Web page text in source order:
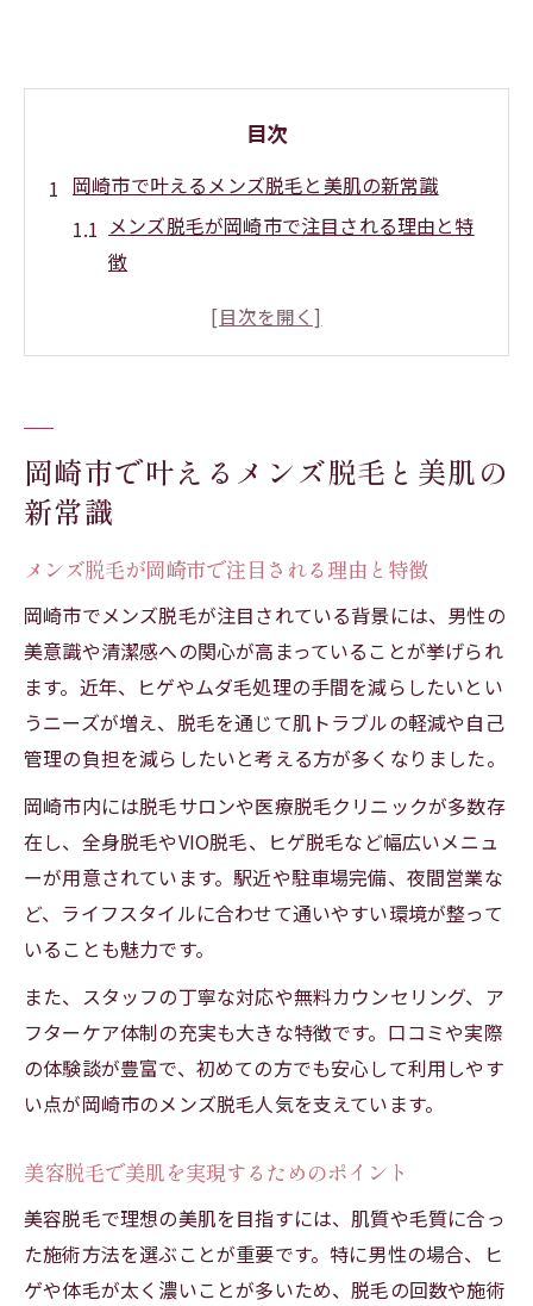
目次
岡崎市で叶えるメンズ脱毛と美肌の新常識
メンズ脱毛が岡崎市で注目される理由と特
徴
美容脱毛で美肌を実現するためのポイント
岡崎市の美容脱毛は肌悩み解消にも効果的
ムダ毛処理の悩みを解決する美容脱毛術
よう
岡崎市の美容脱毛が選ばれる理由とその魅
力
メンズ脱毛で肌トラブルを防ぐための秘訣
ムダ毛ケアの悩みを美容脱毛で解消する方
法
岡崎市で体験できるメンズ脱毛施術の流れ
メンズ脱毛が人気の理由と岡崎で始めるコツ
メンズ脱毛が岡崎市で支持される理由を解
説
美容脱毛で始める岡崎市の新しい身だしな
み
メンズ脱毛の人気部位とそのメリットとは
岡崎市で失敗しない脱毛スタートガイド
由
メンズ脱毛で自己処理から解放される方法
岡崎市の美容脱毛で時短ケアを実現しよう
岡崎市で叶えるメンズ脱毛と美肌の
新常識
メンズ脱毛が岡崎市で注目される理由と特徴
岡崎市でメンズ脱毛が注目されている背景には、男性の
美意識や清潔感への関心が高まっていることが挙げられ
ます。近年、ヒゲやムダ毛処理の手間を減らしたいとい
うニーズが増え、脱毛を通じて肌トラブルの軽減や自己
管理の負担を減らしたいと考える方が多くなりました。
岡崎市内には脱毛サロンや医療脱毛クリニックが多数存
在し、全身脱毛やVIO脱毛、ヒゲ脱毛など幅広いメニュ
ーが用意されています。駅近や駐車場完備、夜間営業な
ど、ライフスタイルに合わせて通いやすい環境が整って
いることも魅力です。
また、スタッフの丁寧な対応や無料カウンセリング、ア
フターケア体制の充実も大きな特徴です。口コミや実際
の体験談が豊富で、初めての方でも安心して利用しやす
い点が岡崎市のメンズ脱毛人気を支えています。
美容脱毛で美肌を実現するためのポイント
美容脱毛で理想の美肌を目指すには、肌質や毛質に合っ
た施術方法を選ぶことが重要です。特に男性の場合、ヒ
ゲや体毛が太く濃いことが多いため、脱毛の回数や施術